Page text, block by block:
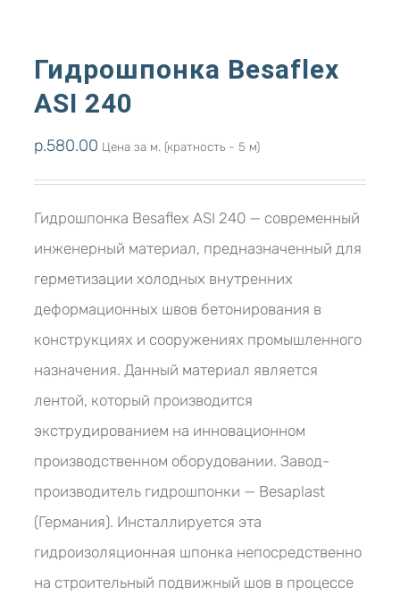
Гидрошпонка Besaflex
ASI 240
р.580.00 Цена за м. (кратность - 5 м)
Гидрошпонка Besaflex ASI 240 — современный
инженерный материал, предназначенный для
герметизации холодных внутренних
деформационных швов бетонирования в
конструкциях и сооружениях промышленного
назначения. Данный материал является
лентой, который производится
экструдированием на инновационном
производственном оборудовании. Завод-
производитель гидрошпонки — Besaplast
(Германия). Инсталлируется эта
гидроизоляционная шпонка непосредственно
на строительный подвижный шов в процессе